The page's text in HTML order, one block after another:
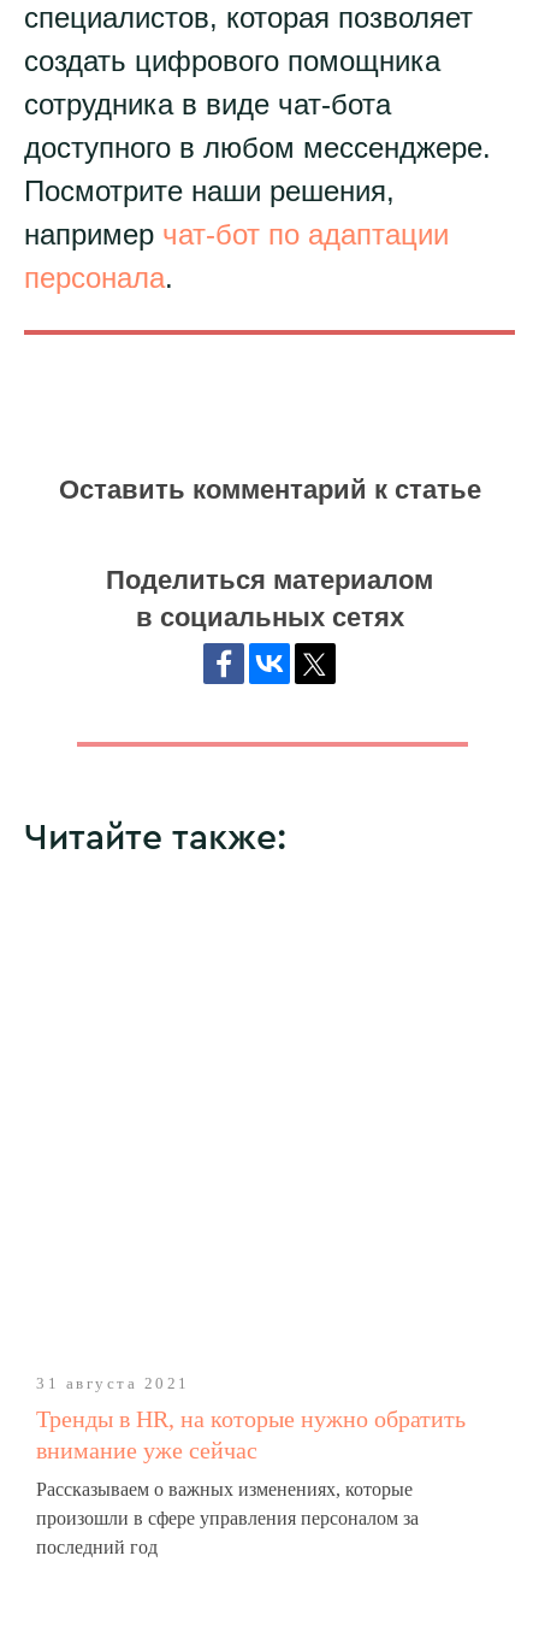
специалистов, которая позволяет
создать цифрового помощника
сотрудника в виде чат-бота
доступного в любом мессенджере.
Посмотрите наши решения,
например чат-бот по адаптации
персонала.
Оставить комментарий к статье
Поделиться материалом
в социальных сетях
Читайте также:
31 августа 2021
Тренды в HR, на которые нужно обратить
внимание уже сейчас
Рассказываем о важных изменениях, которые
произошли в сфере управления персоналом за
последний год
© 2017-2025 ООО «Дэвикон»
Компания
О нас
Контакты
Политика конфиденциальности
Служба поддержки:
support@personik.com
Для сотрудничества:
hello@personik.com